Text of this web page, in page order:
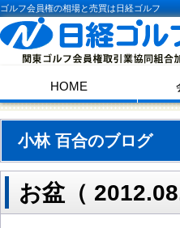
ゴルフ会員権の相場と売買は日経ゴルフ
HOME
小林 百合のブログ
お盆（